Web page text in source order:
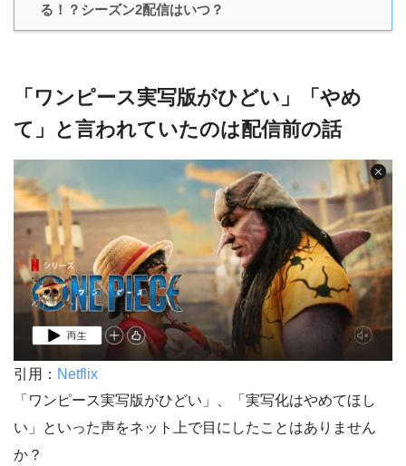
る！？シーズン2配信はいつ？
「ワンピース実写版がひどい」「やめ
て」と言われていたのは配信前の話
引用： Netflix
「ワンピース実写版がひどい」、「実写化はやめてほし
い」といった声をネット上で目にしたことはありません
か？